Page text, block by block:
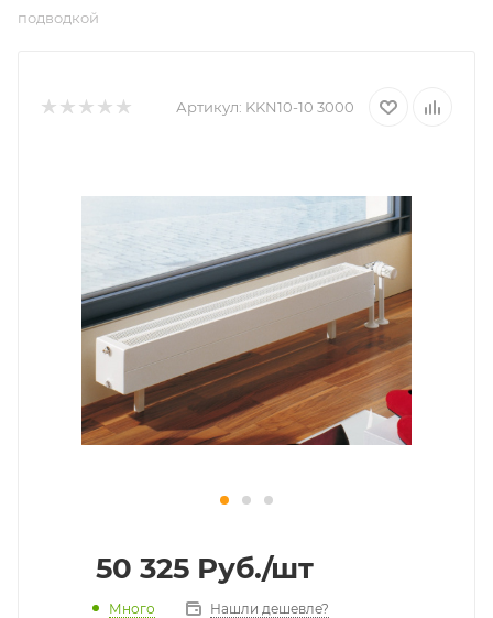
подводкой
Артикул: KKN10-10 3000
50 325 Руб./шт
Много Нашли дешевле?